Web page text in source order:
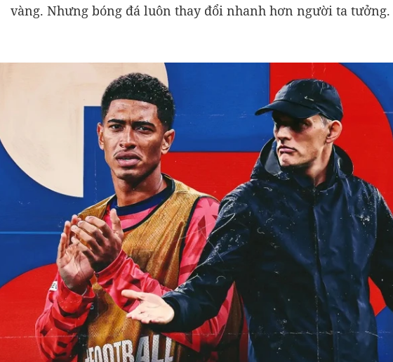
vàng. Nhưng bóng đá luôn thay đổi nhanh hơn người ta tưởng.